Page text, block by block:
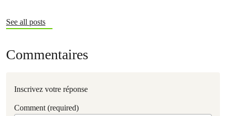
See all posts
Commentaires
Inscrivez votre réponse
Comment (required)